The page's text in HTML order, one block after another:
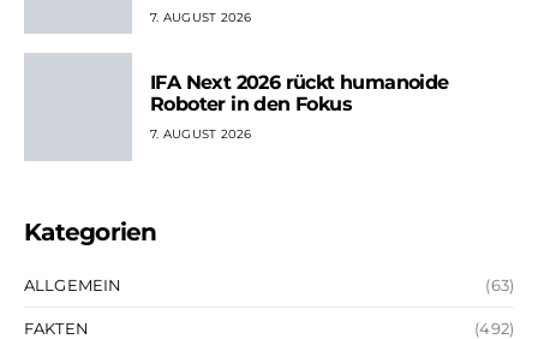
7. AUGUST 2026
IFA Next 2026 rückt humanoide
Roboter in den Fokus
7. AUGUST 2026
Kategorien
ALLGEMEIN (63)
FAKTEN (492)